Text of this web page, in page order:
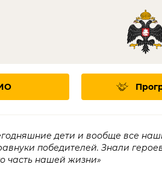
дети и вообще все
победителей. Знали
часть нашей жизни»